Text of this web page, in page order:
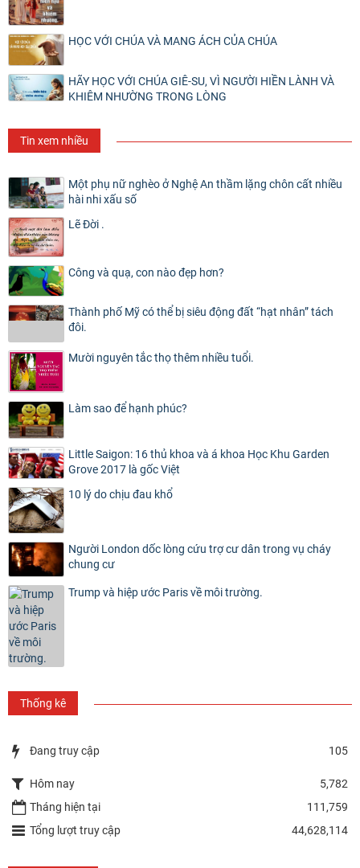
HỌC VỚI CHÚA VÀ MANG ÁCH CỦA CHÚA
HÃY HỌC VỚI CHÚA GIÊ-SU, VÌ NGƯỜI HIỀN LÀNH VÀ
KHIÊM NHƯỜNG TRONG LÒNG
Tin xem nhiều
Một phụ nữ nghèo ở Nghệ An thầm lặng chôn cất nhiều
hài nhi xấu số
Lẽ Đời .
Công và quạ, con nào đẹp hơn?
Thành phố Mỹ có thể bị siêu động đất “hạt nhân” tách
đôi.
Mười nguyên tắc thọ thêm nhiều tuổi.
Làm sao để hạnh phúc?
Little Saigon: 16 thủ khoa và á khoa Học Khu Garden
Grove 2017 là gốc Việt
10 lý do chịu đau khổ
Người London dốc lòng cứu trợ cư dân trong vụ cháy
chung cư
Trump và hiệp ước Paris về môi trường.
Thống kê
Đang truy cập 105
Hôm nay
5,782
Tháng hiện tại
111,759
Tổng lượt truy cập
44,628,114